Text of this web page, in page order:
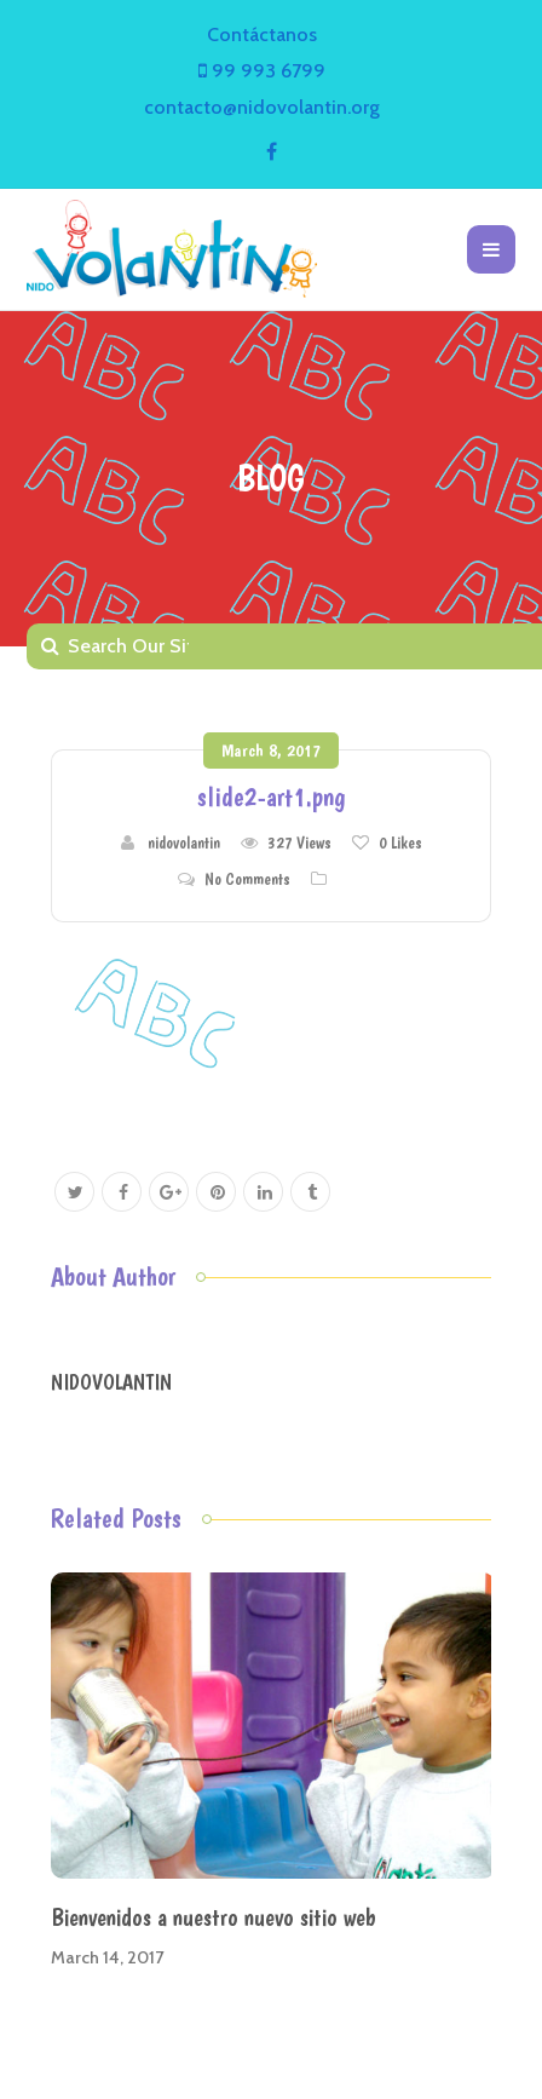
Contáctanos
99 993 6799
contacto@nidovolantin.org
BLOG
March 8, 2017
slide2-art1.png
nidovolantin 327 Views 0Likes
No Comments
About Author
NIDOVOLANTIN
Related Posts
Bienvenidos a nuestro nuevo sitio web
March 14, 2017